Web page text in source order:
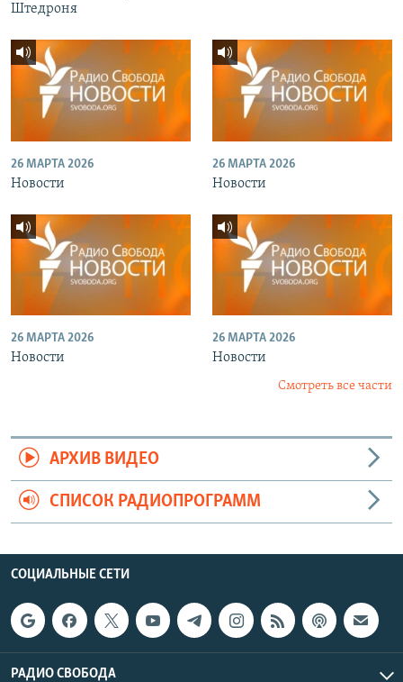
Штедроня
26 МАРТА 2026
Новости
26 МАРТА 2026
Новости
26 МАРТА 2026
Новости
26 МАРТА 2026
Новости
Смотреть все части
АРХИВ ВИДЕО
СПИСОК РАДИОПРОГРАММ
СОЦИАЛЬНЫЕ СЕТИ
РАДИО СВОБОДА